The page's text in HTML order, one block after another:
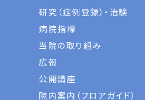
研究（症例登録）・治験
病院指標
当院の取り組み
広報
公開講座
院内案内（フロアガイド）